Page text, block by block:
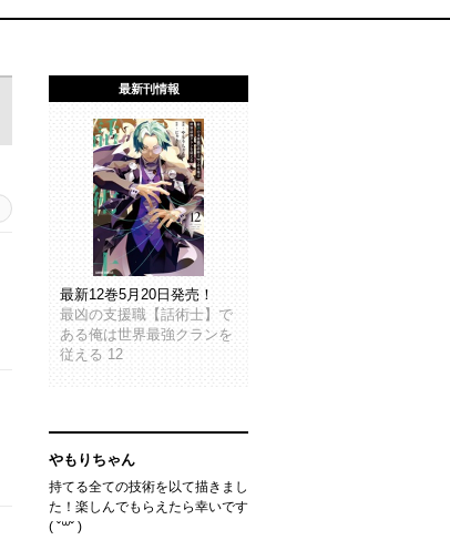
最新刊情報
最新12巻5月20日発売！
最凶の支援職【話術士】で
ある俺は世界最強クランを
従える 12
やもりちゃん
持てる全ての技術を以て描きまし
た！楽しんでもらえたら幸いです
( ˇ꒳​ˇ )